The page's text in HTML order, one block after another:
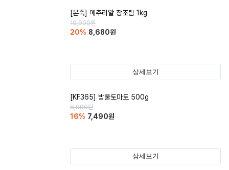
[본죽] 메추리알 장조림 1kg
10,900원
20% 8,680원
상세보기
[KF365] 방울토마토 500g
8,990원
16% 7,490원
상세보기